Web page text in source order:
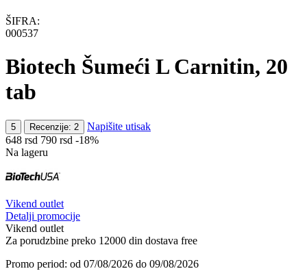
ŠIFRA:
000537
Biotech Šumeći L Carnitin, 20
tab
5 Recenzije: 2
Napišite utisak
‍648‍ rsd ‍790‍ rsd -18%
Na lageru
Vikend outlet
Detalji promocije
Vikend outlet
Za porudzbine preko 12000 din dostava free
Promo period: od 07/08/2026 do 09/08/2026